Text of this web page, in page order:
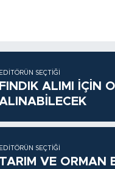
EDITÖRÜN SEÇTIĞI
FINDIK ALIMI İÇİN
EDITÖRÜN SEÇTIĞI
TARIM VE ORMAN